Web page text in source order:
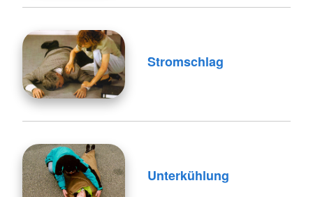
Stromschlag
Unterkühlung